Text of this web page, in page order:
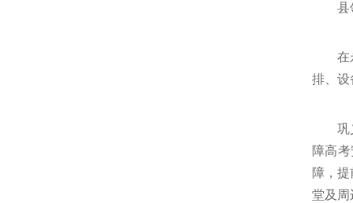
县
在
排、设
巩
障高
障，
堂及周